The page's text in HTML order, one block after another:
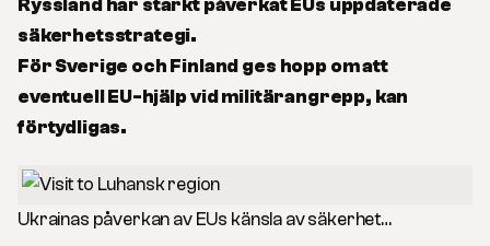
Ryssland har starkt påverkat EUs uppdaterade
säkerhetsstrategi.
För Sverige och Finland ges hopp om att
eventuell EU-hjälp vid militärangrepp, kan
förtydligas.
Ukrainas påverkan av EUs känsla av säkerhet…